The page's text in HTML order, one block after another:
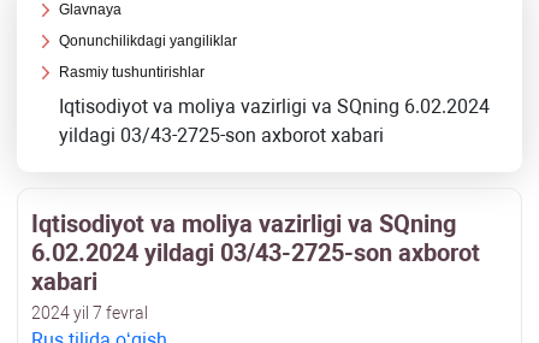
Glavnaya
Qonunchilikdagi yangiliklar
Rasmiy tushuntirishlar
Iqtisodiyot va moliya vazirligi va SQning 6.02.2024
yildagi 03/43-2725-son aхborot хabari
Iqtisodiyot va moliya vazirligi va SQning
6.02.2024 yildagi 03/43-2725-son aхborot
хabari
2024 yil 7 fevral